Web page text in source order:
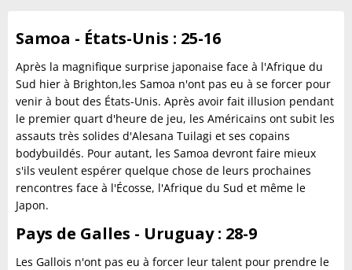
Samoa - États-Unis : 25-16
Après la magnifique surprise japonaise face à l'Afrique du
Sud hier à Brighton,les Samoa n'ont pas eu à se forcer pour
venir à bout des États-Unis. Après avoir fait illusion pendant
le premier quart d'heure de jeu, les Américains ont subit les
assauts très solides d'Alesana Tuilagi et ses copains
bodybuildés. Pour autant, les Samoa devront faire mieux
s'ils veulent espérer quelque chose de leurs prochaines
rencontres face à l'Écosse, l'Afrique du Sud et même le
Japon.
Pays de Galles - Uruguay : 28-9
Les Gallois n'ont pas eu à forcer leur talent pour prendre le